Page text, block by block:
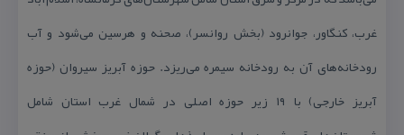
غرب، كنگاور، جوانرود (بخش روانسر)، صحنه و هرسین می‌شود و آب
رودخانه‌های آن به رودخانه سیمره می‌ریزد. ­حوزه آبریز سیروان (حوزه
آبریز خارجی) با ۱۹ زیر حوزه اصلی در شمال غرب استان شامل